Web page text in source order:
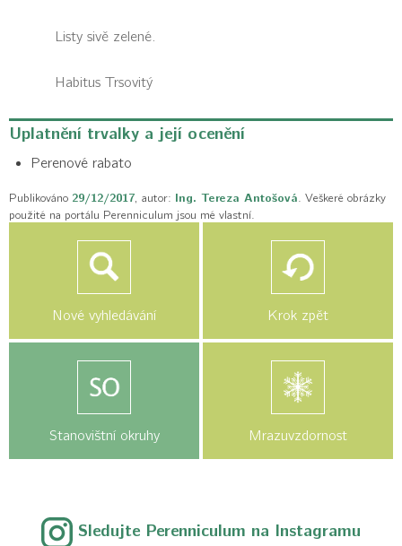
Listy sivě zelené.
Habitus Trsovitý
Uplatnění trvalky a její ocenění
Perenové rabato
Publikováno 29/12/2017 , autor: Ing. Tereza Antošová . Veškeré obrázky
použité na portálu Perenniculum jsou mé vlastní.
Nové vyhledávání Krok zpět
Stanovištní okruhy Mrazuvzdornost
Sledujte Perenniculum na Instagramu